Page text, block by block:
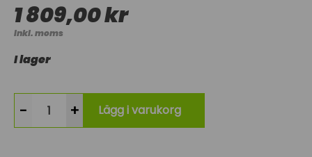
1 809,00 kr
Inkl. moms
I lager
- + Lägg i varukorg